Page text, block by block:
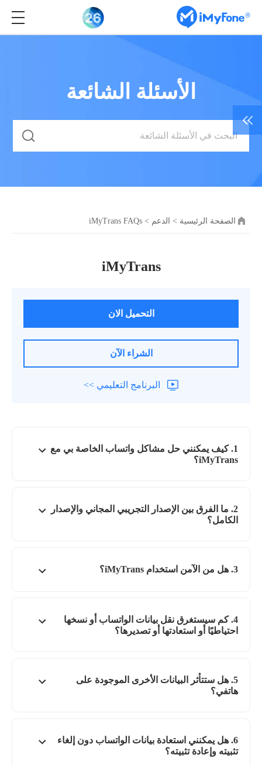
الأسئلة الشائعة
الصفحة الرئيسية > الدعم >
iMyTrans FAQs
iMyTrans
التحميل الان
الشراء الآن
البرنامج التعليمي >>
1. كيف يمكنني حل مشاكل واتساب الخاصة بي مع
iMyTrans؟
2. ما الفرق بين الإصدار التجريبي المجاني والإصدار
الكامل؟
3. هل من الآمن استخدام iMyTrans؟
4. كم سيستغرق نقل بيانات الواتساب أو نسخها
احتياطيًا أو استعادتها أو تصديرها؟
5. هل ستتأثر البيانات الأخرى الموجودة على
هاتفي؟
6. هل يمكنني استعادة بيانات الواتساب دون إلغاء
تثبيته وإعادة تثبيته؟